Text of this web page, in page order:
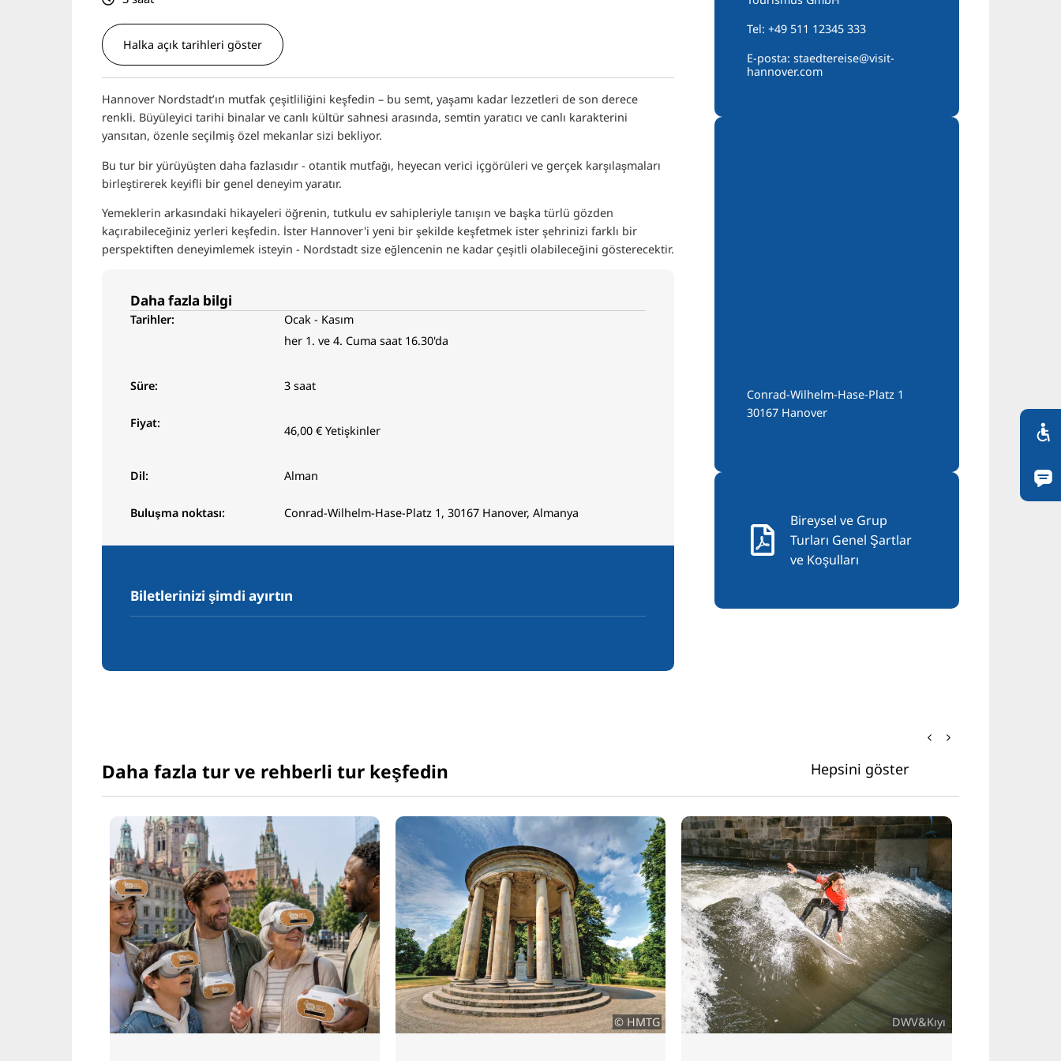
Halka açık tarihleri göster
Hannover Nordstadt’ın mutfak çeşitliliğini keşfedin – bu semt, yaşamı kadar lezzetleri de son derece
renkli. Büyüleyici tarihi binalar ve canlı kültür sahnesi arasında, semtin yaratıcı ve canlı karakterini
yansıtan, özenle seçilmiş özel mekanlar sizi bekliyor.
Bu tur bir yürüyüşten daha fazlasıdır - otantik mutfağı, heyecan verici içgörüleri ve gerçek karşılaşmaları
birleştirerek keyifli bir genel deneyim yaratır.
Yemeklerin arkasındaki hikayeleri öğrenin, tutkulu ev sahipleriyle tanışın ve başka türlü gözden
kaçırabileceğiniz yerleri keşfedin. İster Hannover'i yeni bir şekilde keşfetmek ister şehrinizi farklı bir
perspektiften deneyimlemek isteyin - Nordstadt size eğlencenin ne kadar çeşitli olabileceğini gösterecektir.
Daha fazla bilgi
Tarihler:
Ocak - Kasım
her 1. ve 4. Cuma saat 16.30'da
Süre: 3 saat
Fiyat:
46,00 € Yetişkinler
Dil: Alman
Buluşma noktası: Conrad-Wilhelm-Hase-Platz 1, 30167 Hanover, Almanya
Biletlerinizi şimdi ayırtın
Tel: +49 511 12345 333
E-posta: staedtereise@visit-
hannover.com
Conrad-Wilhelm-Hase-Platz 1
30167 Hanover
Bireysel ve Grup
Turları Genel Şartlar
ve Koşulları
Daha fazla tur ve rehberli tur keşfedin Hepsini göster
© HMTG DWV&Kıyı